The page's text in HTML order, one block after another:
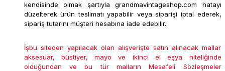
kendisinde olmak şartıyla grandmavintageshop.com hatayı
düzelterek ürün teslimatı yapabilir veya siparişi iptal ederek,
sipariş tutarını müşteri hesabına iade edebilir.
İşbu siteden yapılacak olan alışverişte satın alınacak mallar
aksesuar, büstiyer, mayo ve ikinci el eşya niteliğinde
olduğundan ve bu tür malların Mesafeli Sözleşmeler